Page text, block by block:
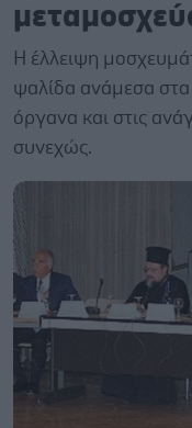
Η έλλειψη
ψαλίδα ανάμεσα
όργανα και στις
συνεχώς.